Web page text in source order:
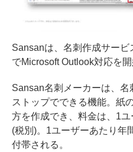
Sansanは、名刺作成サービ
でMicrosoft Outlook対応を開
Sansan名刺メーカーは、
ストップでできる機能。紙
方を作成でき、料金は、1
(税別)。1ユーザーあたり年
付帯される。